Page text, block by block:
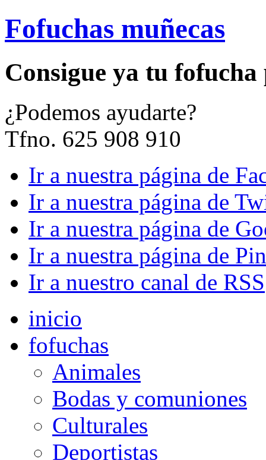
Fofuchas muñecas
Consigue ya tu
¿Podemos ayudarte?
Tfno. 625 908 910
Ir a nuestra página de
Ir a nuestra página de
Ir a nuestra página de
Ir a nuestra página de
Ir a nuestro canal de RSS
inicio
fofuchas
Animales
Bodas y comuniones
Culturales
Deportistas